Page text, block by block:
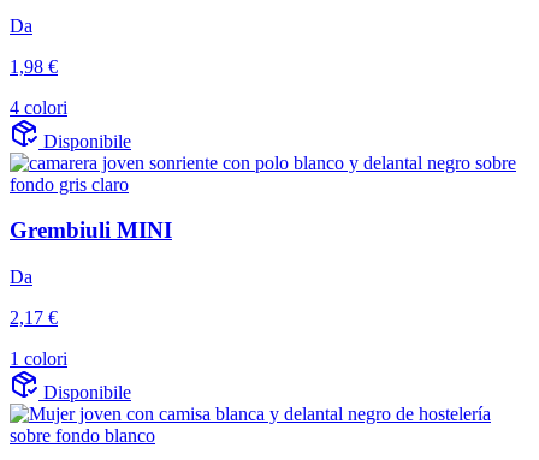
Da
1,98 €
4 colori
Disponibile
Grembiuli MINI
Da
2,17 €
1 colori
Disponibile